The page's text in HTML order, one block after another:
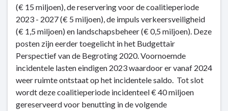
(€ 15 miljoen), de reservering voor de coalitieperiode
2023 - 2027 (€ 5 miljoen), de impuls verkeersveiligheid
(€ 1,5 miljoen) en landschapsbeheer (€ 0,5 miljoen). Deze
posten zijn eerder toegelicht in het Budgettair
Perspectief van de Begroting 2020. Voornoemde
incidentele lasten eindigen 2023 waardoor er vanaf 2024
weer ruimte ontstaat op het incidentele saldo. Tot slot
wordt deze coalitieperiode incidenteel € 40 miljoen
gereserveerd voor benutting in de volgende